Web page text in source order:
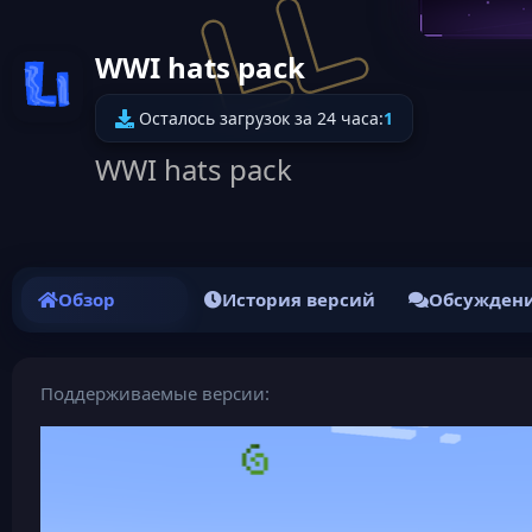
Иконка ресурса
WWI hats pack
Осталось загрузок за 24 часа:1
WWI hats pack
Обзор История версий
Поддерживаемые версии